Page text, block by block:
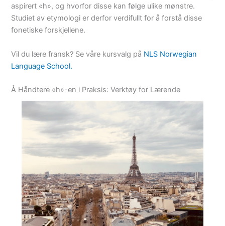
aspirert «h», og hvorfor disse kan følge ulike mønstre.
Studiet av etymologi er derfor verdifullt for å forstå disse
fonetiske forskjellene.
Vil du lære fransk? Se våre kursvalg på NLS Norwegian
Language School.
Å Håndtere «h»-en i Praksis: Verktøy for Lærende